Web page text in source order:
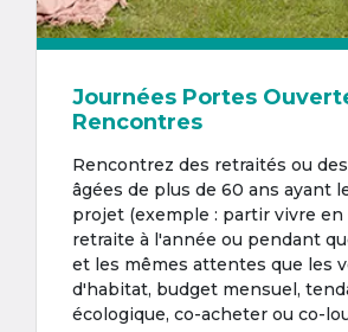
Journées Portes
Rencontres
Rencontrez des retraités ou
âgées de plus de 60 ans ayant
projet (exemple : partir vivre en
retraite à l'année ou pendant
et les mêmes attentes que les
d'habitat, budget mensuel,
écologique, co-acheter ou co-